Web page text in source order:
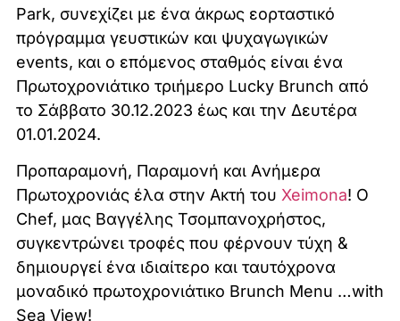
Park, συνεχίζει με ένα άκρως εορταστικό
πρόγραμμα γευστικών και ψυχαγωγικών
events, και ο επόμενος σταθμός είναι ένα
Πρωτοχρονιάτικο τριήμερο Lucky Brunch από
το Σάββατο 30.12.2023 έως και την Δευτέρα
01.01.2024.
Προπαραμονή, Παραμονή και Aνήμερα
Πρωτοχρονιάς έλα στην Ακτή του Xeimona! Ο
Chef, μας Βαγγέλης Τσομπανοχρήστος,
συγκεντρώνει τροφές που φέρνουν τύχη &
δημιουργεί ένα ιδιαίτερο και ταυτόχρονα
μοναδικό πρωτοχρονιάτικο Brunch Menu …with
Sea View!